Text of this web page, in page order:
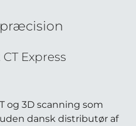
Express
og 3D scanning som
dansk distributør af